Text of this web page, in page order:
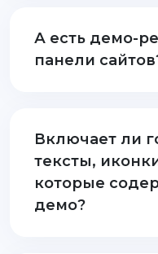
А есть демо-
панели
Включает ли
тексты,
которые
демо?